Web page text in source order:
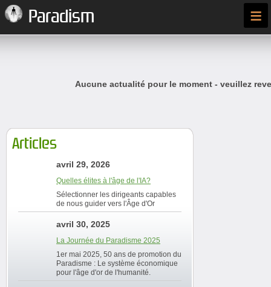
Paradism ≡
Aucune actualité pour le moment - veuillez
Articles
avril 29, 2026
Quelles élites à l'âge de l'IA?
Sélectionner les dirigeants capables
de nous guider vers l'Âge d'Or
avril 30, 2025
La Journée du Paradisme 2025
1er mai 2025, 50 ans de promotion du
Paradisme : Le système économique
pour l'âge d'or de l'humanité.